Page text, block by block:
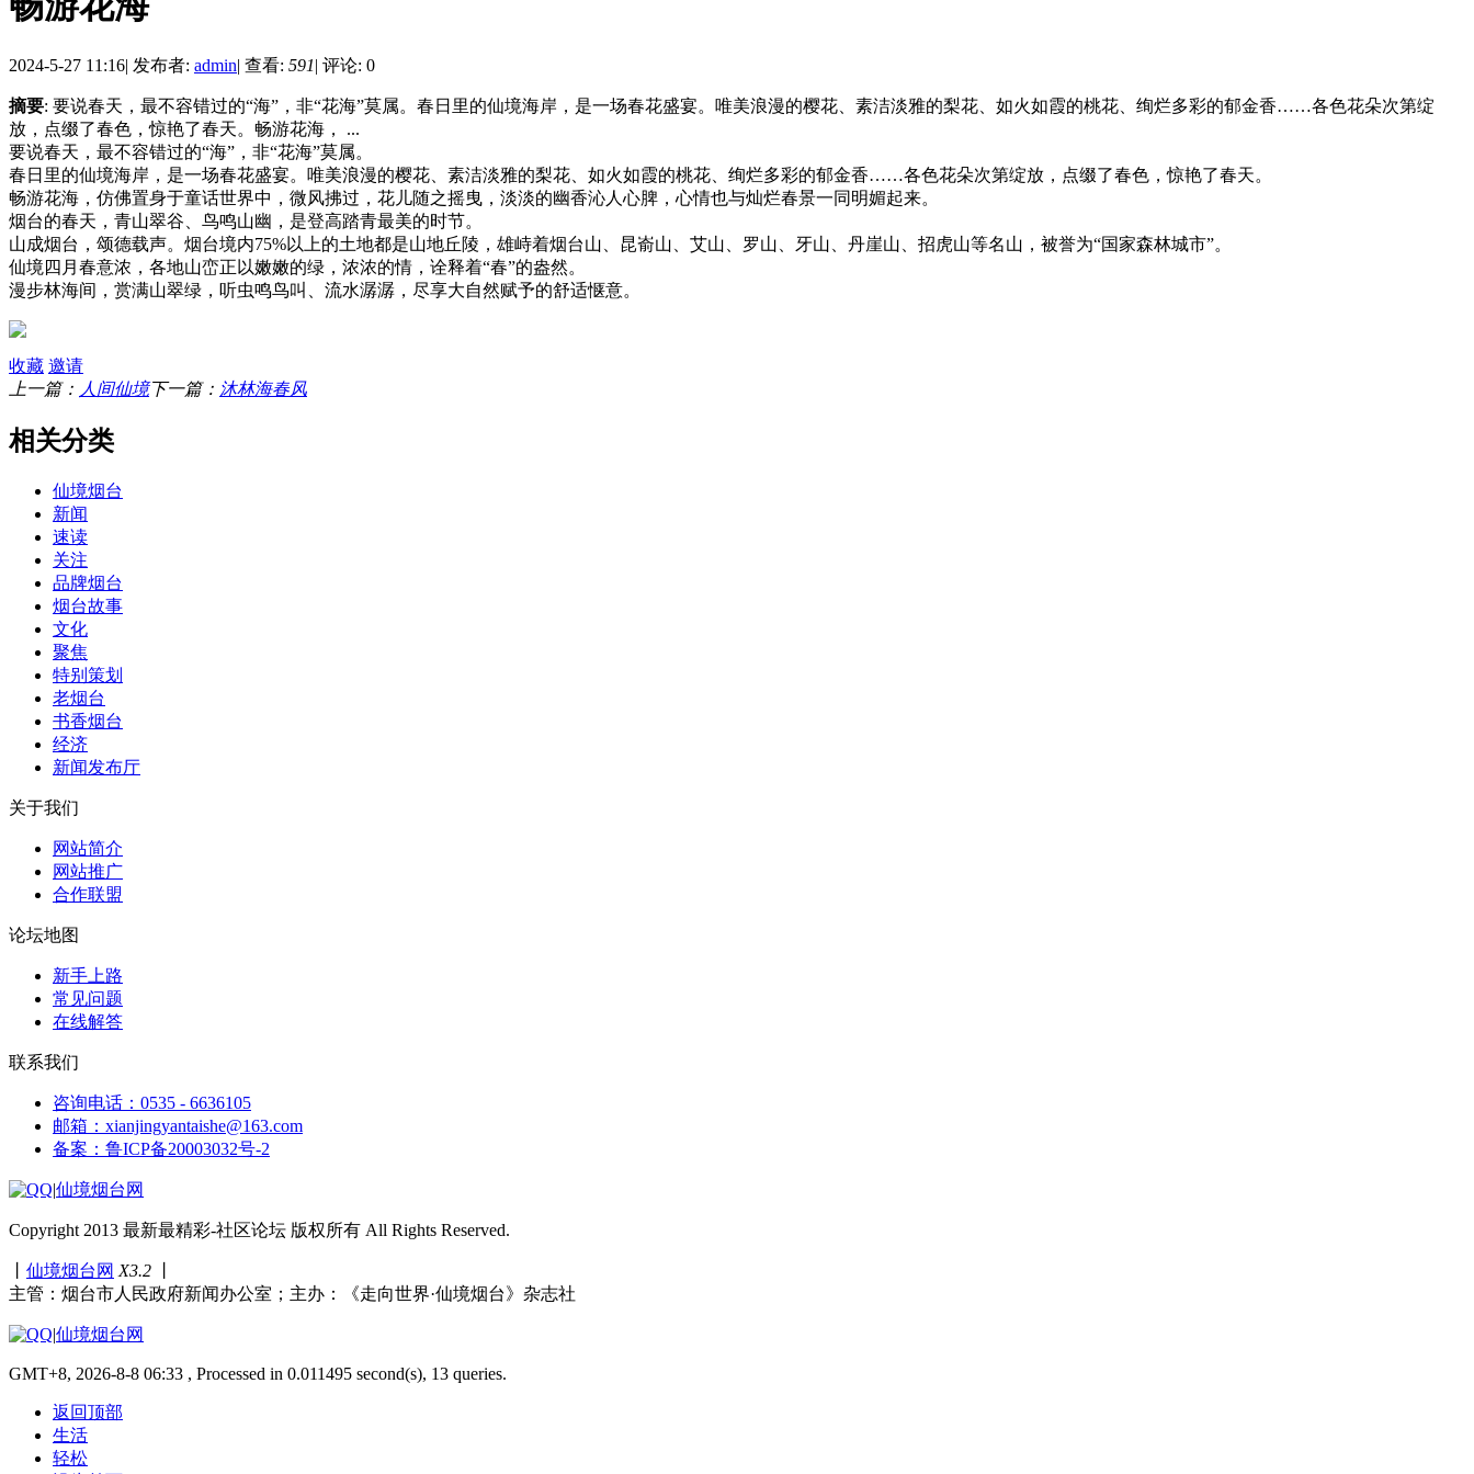
2024-5-27 11:16| 发布者: admin| 查看: 591| 评论: 0
摘要: 要说春天，最不容错过的“海”，非“花海”莫属。春日里的仙境海岸，是一场春花盛宴。唯美浪漫的樱花、素洁淡雅的梨花、如火如霞的桃花、绚烂多彩的郁金香……各色花朵次第绽
放，点缀了春色，惊艳了春天。畅游花海， ...
要说春天，最不容错过的“海”，非“花海”莫属。
春日里的仙境海岸，是一场春花盛宴。唯美浪漫的樱花、素洁淡雅的梨花、如火如霞的桃花、绚烂多彩的郁金香……各色花朵次第绽放，点缀了春色，惊艳了春天。
畅游花海，仿佛置身于童话世界中，微风拂过，花儿随之摇曳，淡淡的幽香沁人心脾，心情也与灿烂春景一同明媚起来。
烟台的春天，青山翠谷、鸟鸣山幽，是登高踏青最美的时节。
山成烟台，颂德载声。烟台境内75%以上的土地都是山地丘陵，雄峙着烟台山、昆嵛山、艾山、罗山、牙山、丹崖山、招虎山等名山，被誉为“国家森林城市”。
仙境四月春意浓，各地山峦正以嫩嫩的绿，浓浓的情，诠释着“春”的盎然。
漫步林海间，赏满山翠绿，听虫鸣鸟叫、流水潺潺，尽享大自然赋予的舒适惬意。
收藏 邀请
上一篇： 人间仙境下一篇： 沐林海春风
相关分类
仙境烟台
新闻
速读
关注
品牌烟台
烟台故事
文化
聚焦
特别策划
老烟台
书香烟台
经济
新闻发布厅
关于我们
网站简介
网站推广
合作联盟
论坛地图
新手上路
常见问题
在线解答
联系我们
咨询电话：0535 - 6636105
邮箱：xianjingyantaishe@163.com
备案：鲁ICP备20003032号-2
|仙境烟台网
Copyright 2013 最新最精彩-社区论坛 版权所有 All Rights Reserved.
仙境烟台网 X3.2
主管：烟台市人民政府新闻办公室；主办：《走向世界·仙境烟台》杂志社
|仙境烟台网
GMT+8, 2026-8-8 06:33 , Processed in 0.011495 second(s), 13 queries.
返回顶部
生活
轻松